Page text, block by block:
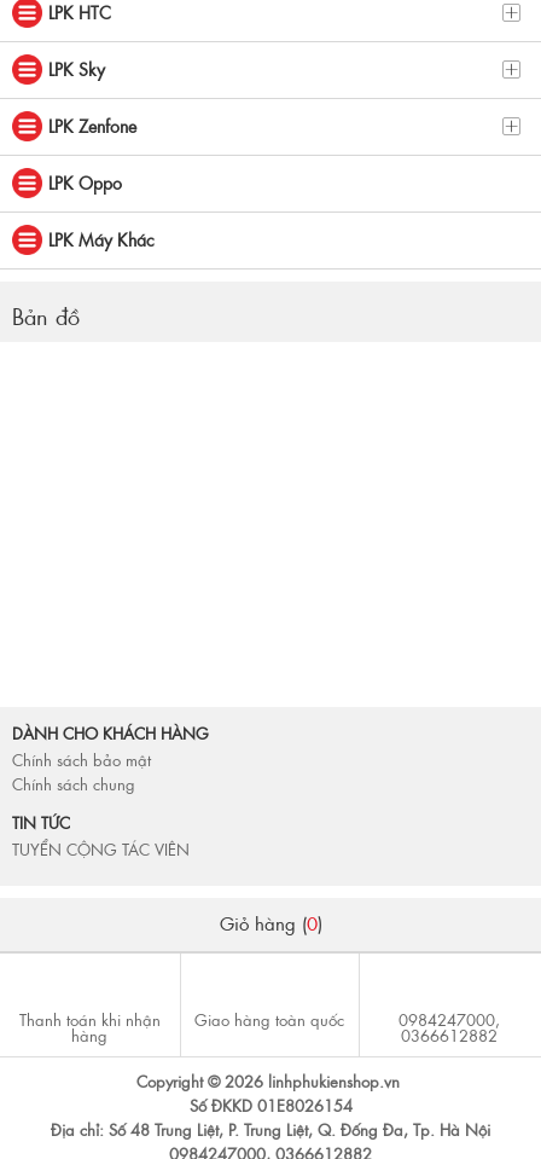
LPK HTC
LPK Sky
LPK Zenfone
LPK Oppo
LPK Máy Khác
Bản đồ
DÀNH CHO KHÁCH HÀNG
Chính sách bảo mật
Chính sách chung
TIN TỨC
TUYỂN CỘNG TÁC VIÊN
Giỏ hàng (0)
Thanh toán khi nhận
hàng
Giao hàng toàn quốc 0984247000,
0366612882
Copyright © 2026 linhphukienshop.vn
Số ĐKKD 01E8026154
Địa chỉ: Số 48 Trung Liệt, P. Trung Liệt, Q. Đống Đa, Tp. Hà Nội
0984247000, 0366612882